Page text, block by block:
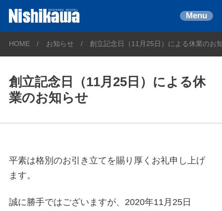
Menu
HOME お知らせ 創立記念日（11月25日）による休業のお
創立記念日（11月25日）による休
業のお知らせ
平素は格別のお引き立てを賜り厚くお礼申し上げ
ます。
誠に勝手ではございますが、2020年11月25日